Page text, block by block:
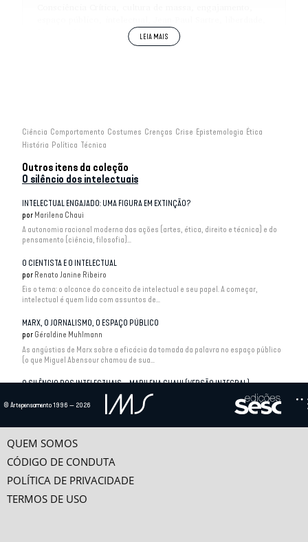
Ciência Comportamento Costumes Crenças Crise Epistemologia Ética
História Política Técnica
Outros itens da coleção
O silêncio dos intelectuais
INTELECTUAL ENGAJADO: UMA FIGURA EM EXTINÇÃO?
por Marilena Chaui
A autonomia racional moderna das ações (artes, ética, direito e técnica) e do
pensamento (ciência, filosofia)...
O CIENTISTA E O INTELECTUAL
por Renato Janine Ribeiro
Eis o tema: o alcance do conceito de intelectual e seu papel. A começar,
intelectual é quem lida com assuntos de...
MARX, O JORNALISMO, O ESPAÇO PÚBLICO
por Géraldine Muhlmann
As angústias de Marx sobre a eficácia da tomada da palavra no espaço público
(o que Miguel Abensour chamou de sua...
O SILÊNCIO DOS INTELECTUAIS – MARILENA CHAUI (VERSÃO INTEGRAL)
JEAN-PAUL SARTRE, UM INTELECTUAL ENGAJADO
porJean-François Sirinelli
Sartre não foi só o intelectual mais considerado de sua época. Ele também foi –
Maurice Merleau-Ponty
meios de comunicação
Razões do Silêncio do Intelectual
© Artepensamento 1996 — 2026
QUEM SOMOS
CÓDIGO DE CONDUTA
POLÍTICA DE PRIVACIDADE
TERMOS DE USO